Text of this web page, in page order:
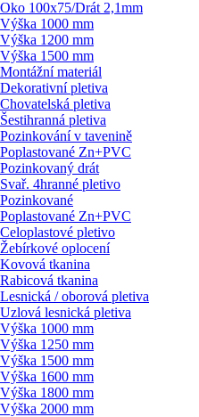
Oko 100x75/Drát 2,1mm
Výška 1000 mm
Výška 1200 mm
Výška 1500 mm
Montážní materiál
Dekorativní pletiva
Chovatelská pletiva
Šestihranná pletiva
Pozinkování v tavenině
Poplastované Zn+PVC
Pozinkovaný drát
Svař. 4hranné pletivo
Pozinkované
Poplastované Zn+PVC
Celoplastové pletivo
Žebírkové oplocení
Kovová tkanina
Rabicová tkanina
Lesnická / oborová pletiva
Uzlová lesnická pletiva
Výška 1000 mm
Výška 1250 mm
Výška 1500 mm
Výška 1600 mm
Výška 1800 mm
Výška 2000 mm